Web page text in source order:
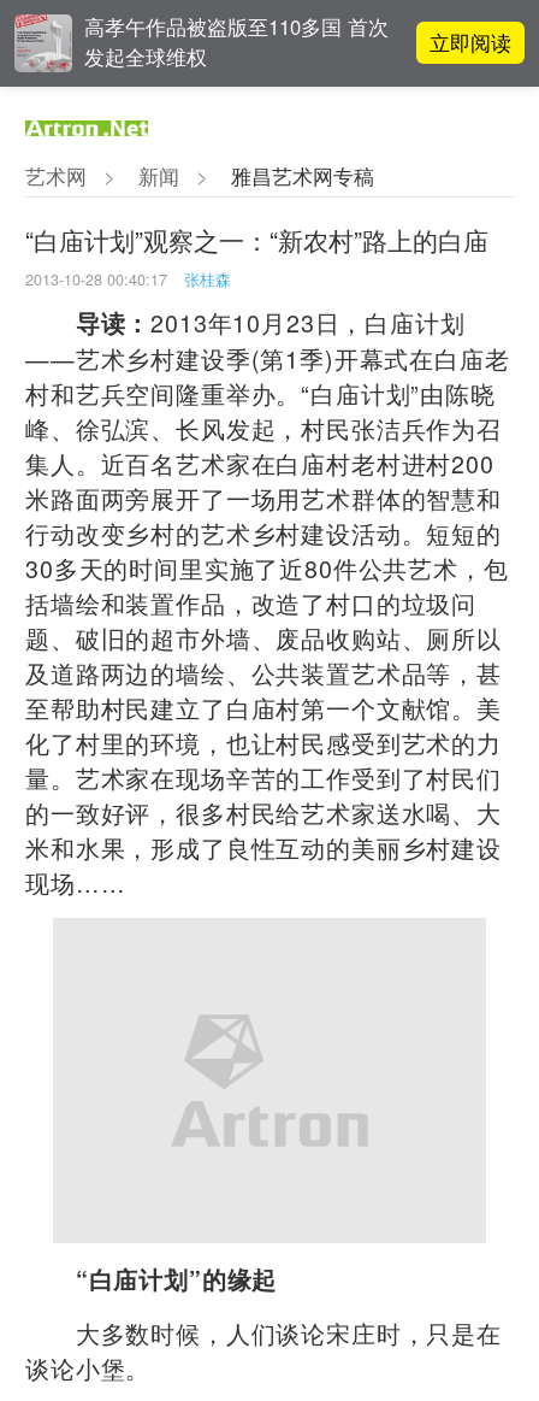
高孝午作品被盗版至110多国 首次
发起全球维权
立即阅读
影响力榜单
李铁夫冯钢百领衔 作为群体的早期
粤籍留美艺术家
艺术网 > 新闻 > 雅昌艺术网专稿
“白庙计划”观察之一：“新农村”路上的白庙
2013-10-28 00:40:17 张桂森
导读：2013年10月23日，白庙计划
——艺术乡村建设季(第1季)开幕式在白庙老
村和艺兵空间隆重举办。“白庙计划”由陈晓
峰、徐弘滨、长风发起，村民张洁兵作为召
集人。近百名艺术家在白庙村老村进村200
米路面两旁展开了一场用艺术群体的智慧和
行动改变乡村的艺术乡村建设活动。短短的
30多天的时间里实施了近80件公共艺术，包
括墙绘和装置作品，改造了村口的垃圾问
题、破旧的超市外墙、废品收购站、厕所以
及道路两边的墙绘、公共装置艺术品等，甚
至帮助村民建立了白庙村第一个文献馆。美
化了村里的环境，也让村民感受到艺术的力
量。艺术家在现场辛苦的工作受到了村民们
的一致好评，很多村民给艺术家送水喝、大
米和水果，形成了良性互动的美丽乡村建设
现场……
“白庙计划”的缘起
大多数时候，人们谈论宋庄时，只是在
谈论小堡。